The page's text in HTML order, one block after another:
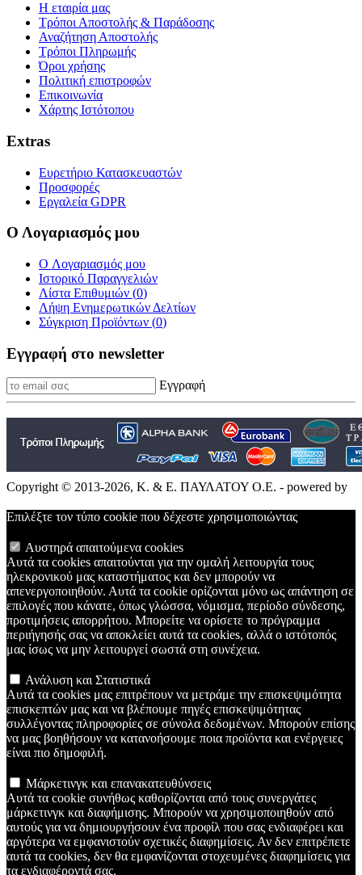
Η εταιρία μας
Τρόποι Αποστολής & Παράδοσης
Αναζήτηση Αποστολής
Τρόποι Πληρωμής
Όροι χρήσης
Πολιτική επιστροφών
Επικοινωνία
Χάρτης Ιστότοπου
Extras
Ευρετήριο Κατασκευαστών
Προσφορές
Εργαλεία GDPR
Ο Λογαριασμός μου
O Λογαριασμός μου
Ιστορικό Παραγγελιών
Λίστα Επιθυμιών (0)
Λήψη Ενημερωτικών Δελτίων
Σύγκριση Προϊόντων (0)
Εγγραφή στο newsletter
Εγγραφή
Copyright © 2013-2026, Κ. & Ε. ΠΑΥΛΑΤΟΥ Ο.Ε. - powered by
Επιλέξτε τον τύπο cookie που δέχεστε χρησιμοποιώντας
Αυστηρά απαιτούμενα cookies
Αυτά τα cookies απαιτούνται για την ομαλή λειτουργία τους
ηλεκρονικού μας καταστήματος και δεν μπορούν να
απενεργοποιηθούν. Αυτά τα cookie ορίζονται μόνο ως απάντηση σε
επιλογές που κάνατε, όπως γλώσσα, νόμισμα, περίοδο σύνδεσης,
προτιμήσεις απορρήτου. Μπορείτε να ορίσετε το πρόγραμμα
περιήγησής σας να αποκλείει αυτά τα cookies, αλλά ο ιστότοπός
μας ίσως να μην λειτουργεί σωστά στη συνέχεια.
Ανάλυση και Στατιστικά
Αυτά τα cookies μας επιτρέπουν να μετράμε την επισκεψιμότητα
επισκεπτών μας και να βλέπουμε πηγές επισκεψιμότητας
συλλέγοντας πληροφορίες σε σύνολα δεδομένων. Μπορούν επίσης
να μας βοηθήσουν να κατανοήσουμε ποια προϊόντα και ενέργειες
είναι πιο δημοφιλή.
Μάρκετινγκ και επανακατευθύνσεις
Αυτά τα cookie συνήθως καθορίζονται από τους συνεργάτες
μάρκετινγκ και διαφήμισης. Μπορούν να χρησιμοποιηθούν από
αυτούς για να δημιουργήσουν ένα προφίλ που σας ενδιαφέρει και
αργότερα να εμφανιστούν σχετικές διαφημίσεις. Αν δεν επιτρέπετε
αυτά τα cookies, δεν θα εμφανίζονται στοχευμένες διαφημίσεις για
τα ενδιαφέροντά σας.